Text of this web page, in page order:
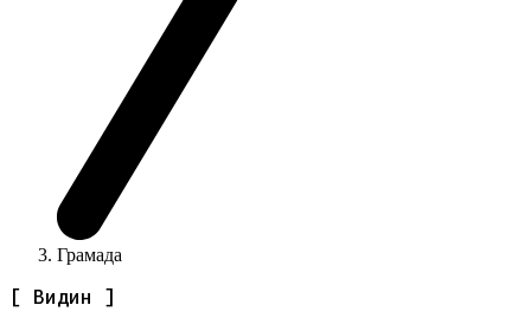
Грамада
[ Видин ]